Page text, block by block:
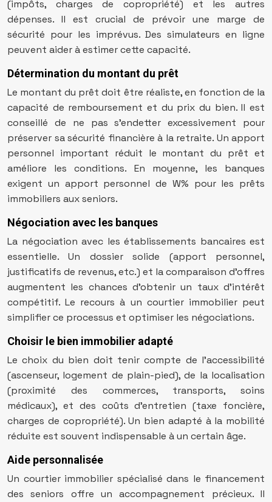
(impôts, charges de copropriété) et les autres
dépenses. Il est crucial de prévoir une marge de
sécurité pour les imprévus. Des simulateurs en ligne
peuvent aider à estimer cette capacité.
Détermination du montant du prêt
Le montant du prêt doit être réaliste, en fonction de la
capacité de remboursement et du prix du bien. Il est
conseillé de ne pas s’endetter excessivement pour
préserver sa sécurité financière à la retraite. Un apport
personnel important réduit le montant du prêt et
améliore les conditions. En moyenne, les banques
exigent un apport personnel de W% pour les prêts
immobiliers aux seniors.
Négociation avec les banques
La négociation avec les établissements bancaires est
essentielle. Un dossier solide (apport personnel,
justificatifs de revenus, etc.) et la comparaison d’offres
augmentent les chances d’obtenir un taux d’intérêt
compétitif. Le recours à un courtier immobilier peut
simplifier ce processus et optimiser les négociations.
Choisir le bien immobilier adapté
Le choix du bien doit tenir compte de l’accessibilité
(ascenseur, logement de plain-pied), de la localisation
(proximité des commerces, transports, soins
médicaux), et des coûts d’entretien (taxe foncière,
charges de copropriété). Un bien adapté à la mobilité
réduite est souvent indispensable à un certain âge.
Aide personnalisée
Un courtier immobilier spécialisé dans le financement
des seniors offre un accompagnement précieux. Il